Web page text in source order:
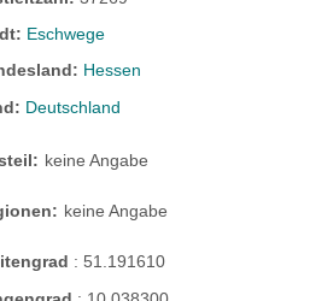
Eschwege
Hessen
Deutschland
keine Angabe
keine Angabe
:51.191610